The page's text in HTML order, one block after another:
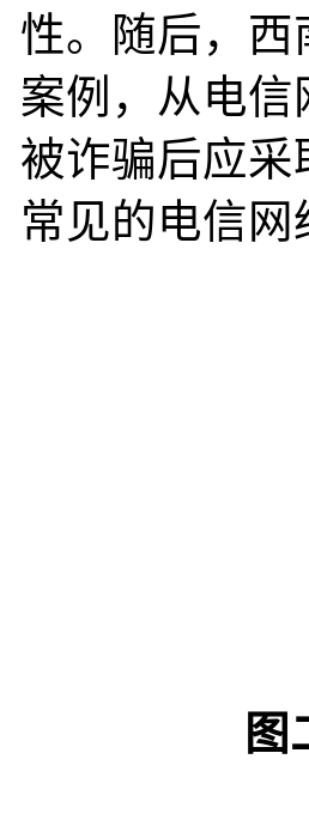
性。 随后， 西
案例， 从电信
被诈骗后应
常见的电信网
图